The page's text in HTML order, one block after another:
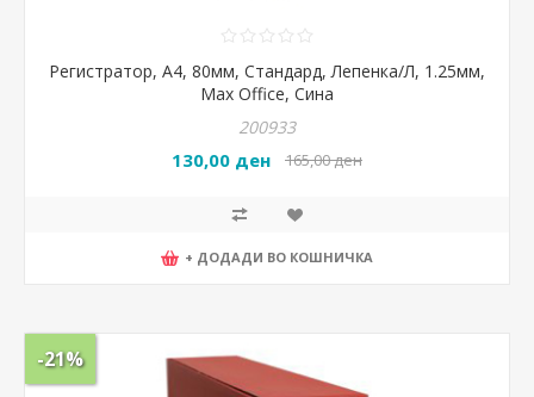
Регистратор, А4, 80мм, Стандард, Лепенка/Л, 1.25мм,
Max Office, Сина
200933
130,00 ден 165,00 ден
+ ДОДАДИ ВО КОШНИЧКА
-21%